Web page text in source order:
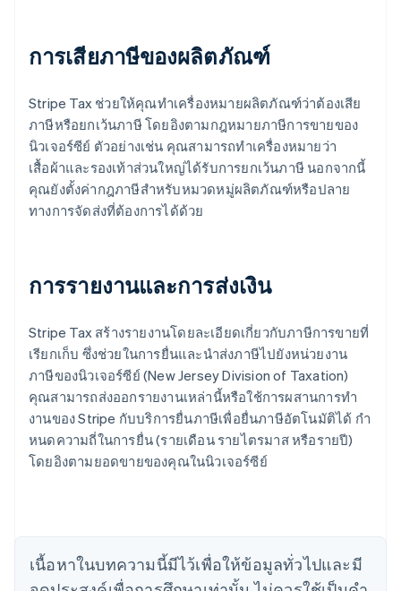
การเสียภาษีของผลิตภัณฑ์
Stripe Tax ช่วยให้คุณทําเครื่องหมายผลิตภัณฑ์ว่าต้องเสีย
ภาษีหรือยกเว้นภาษี โดยอิงตามกฎหมายภาษีการขายของ
นิวเจอร์ซีย์ ตัวอย่างเช่น คุณสามารถทําเครื่องหมายว่า
เสื้อผ้าและรองเท้าส่วนใหญ่ได้รับการยกเว้นภาษี นอกจากนี้
คุณยังตั้งค่ากฎภาษีสําหรับหมวดหมู่ผลิตภัณฑ์หรือปลาย
ทางการจัดส่งที่ต้องการได้ด้วย
การรายงานและการส่งเงิน
Stripe Tax สร้างรายงานโดยละเอียดเกี่ยวกับภาษีการขายที่
เรียกเก็บ ซึ่งช่วยในการยื่นและนําส่งภาษีไปยังหน่วยงาน
ภาษีของนิวเจอร์ซีย์ (New Jersey Division of Taxation)
คุณสามารถส่งออกรายงานเหล่านี้หรือใช้การผสานการทํา
งานของ Stripe กับบริการยื่นภาษีเพื่อยื่นภาษีอัตโนมัติได้ กํา
หนดความถี่ในการยื่น (รายเดือน รายไตรมาส หรือรายปี)
โดยอิงตามยอดขายของคุณในนิวเจอร์ซีย์
เนื้อหาในบทความนี้มีไว้เพื่อให้ข้อมูลทั่วไปและมี
แคนาดา
Français